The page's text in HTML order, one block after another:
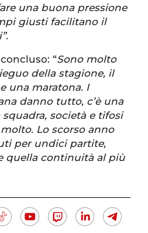
una buona pressione
giusti facilitano il
“Sono molto
della stagione, il
una maratona. I
danno tutto, c’è una
società e tifosi
Lo scorso anno
per undici partite,
quella continuità al più